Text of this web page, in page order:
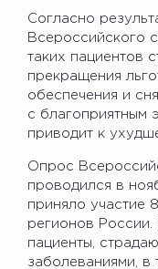
Согласно
Всероссийского
таких пациентов
прекращения
обеспечения и
с благоприятным
приводит к
Опрос
проводился в
приняло участие
регионов России.
пациенты,
заболеваниями, в